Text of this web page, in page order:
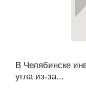
В Челябинске
угла из-за...